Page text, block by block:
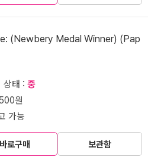
(Newbery Medal Winner) (Pap
태 : 중
원
가능
바로구매 보관함